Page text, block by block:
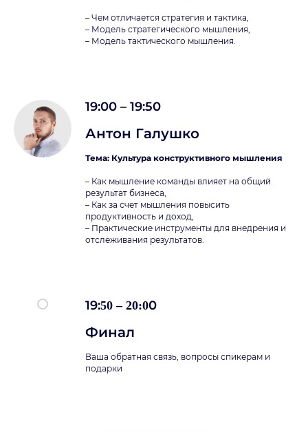
– Чем отличается стратегия и тактика,
– Модель стратегического мышления,
– Модель тактического мышления.
19:00 – 19:50
Антон Галушко
Тема: Культура конструктивного мышления
– Как мышление команды влияет на общий
результат бизнеса,
– Как за счет мышления повысить
продуктивность и доход,
– Практические инструменты для внедрения и
отслеживания результатов.
19:50 – 20:00
Финал
Ваша обратная связь, вопросы спикерам и
подарки